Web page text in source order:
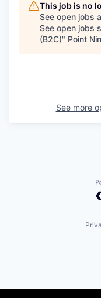
This job is no
See open jobs
See open jobs
(B2C)" Point
See more